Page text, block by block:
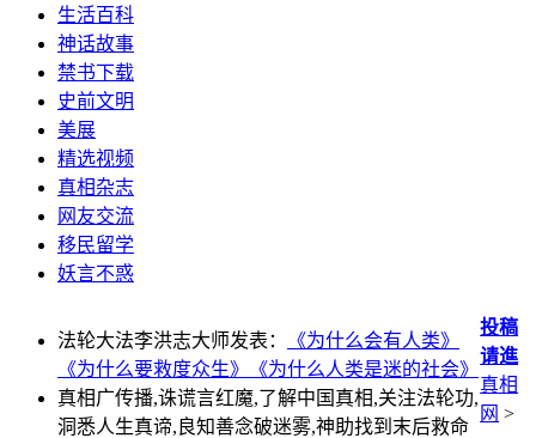
生活百科
神话故事
禁书下载
史前文明
美展
精选视频
真相杂志
网友交流
移民留学
妖言不惑
法轮大法李洪志大师发表：
《为什么会有人类》
《为什么要救度众生》
《为什么人类是迷的社会》
真相广传播,诛谎言红魔,了解中国真相,关注法轮功,
洞悉人生真谛,良知善念破迷雾,神助找到末后救命
投稿
请進
真相
网 >